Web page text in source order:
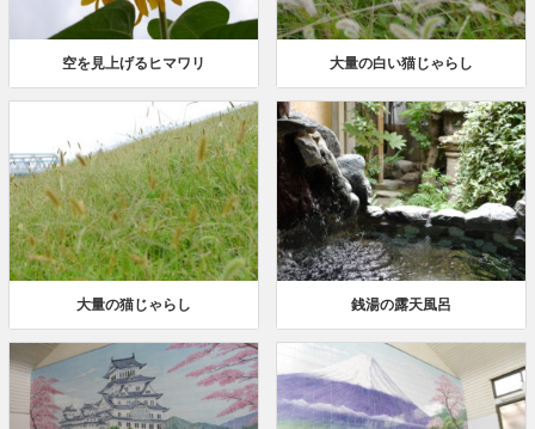
空を見上げるヒマワリ 大量の白い猫じゃらし
大量の猫じゃらし 銭湯の露天風呂